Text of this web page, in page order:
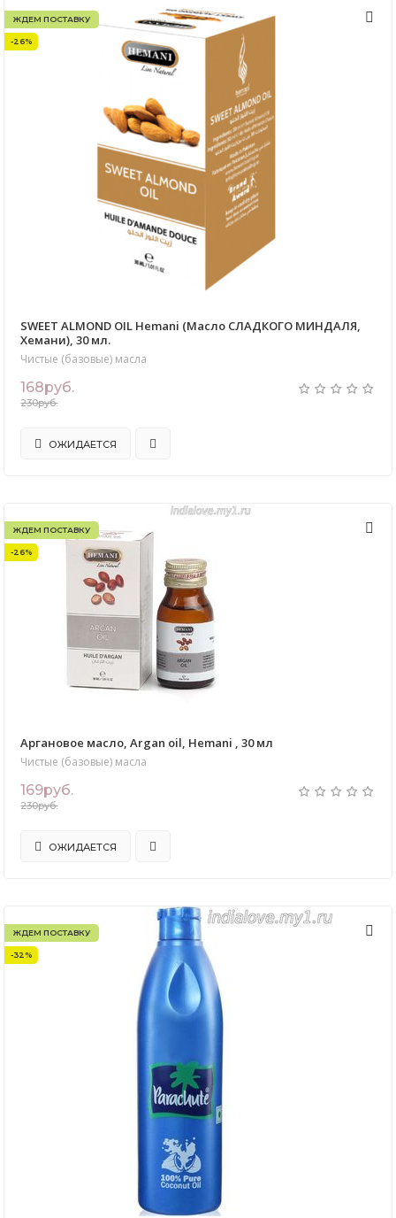
ЖДЕМ ПОСТАВКУ
-26%
SWEET ALMOND OIL Hemani (Масло СЛАДКОГО МИНДАЛЯ,
Хемани), 30 мл.
Чистые (базовые) масла
168руб.
230руб.
ОЖИДАЕТСЯ
ЖДЕМ ПОСТАВКУ
-26%
Аргановое масло, Argan oil, Hemani , 30 мл
Чистые (базовые) масла
169руб.
230руб.
ОЖИДАЕТСЯ
ЖДЕМ ПОСТАВКУ
-32%